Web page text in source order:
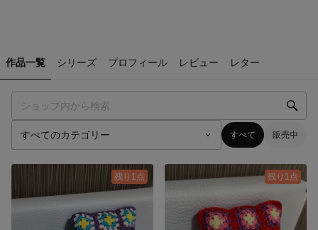
作品一覧 シリーズ プロフィール レビュー レター
すべて 販売中
残り1点 残り1点